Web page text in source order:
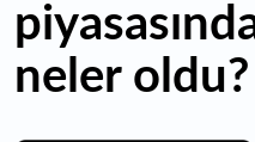
neler oldu?